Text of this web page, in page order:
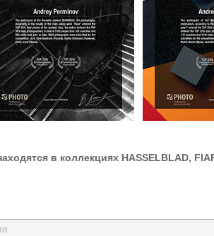
в коллекциях HASSELBLAD,